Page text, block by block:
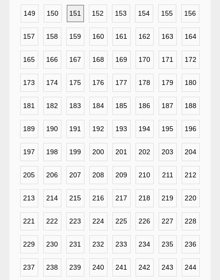
149 150 151 152 153 154 155 156
157 158 159 160 161 162 163 164
165 166 167 168 169 170 171 172
173 174 175 176 177 178 179 180
181 182 183 184 185 186 187 188
189 190 191 192 193 194 195 196
197 198 199 200 201 202 203 204
205 206 207 208 209 210 211 212
213 214 215 216 217 218 219 220
221 222 223 224 225 226 227 228
229 230 231 232 233 234 235 236
237 238 239 240 241 242 243 244